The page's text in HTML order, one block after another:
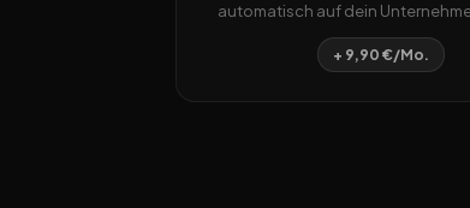
automatisch auf dein
+ 9,90 €/Mo.